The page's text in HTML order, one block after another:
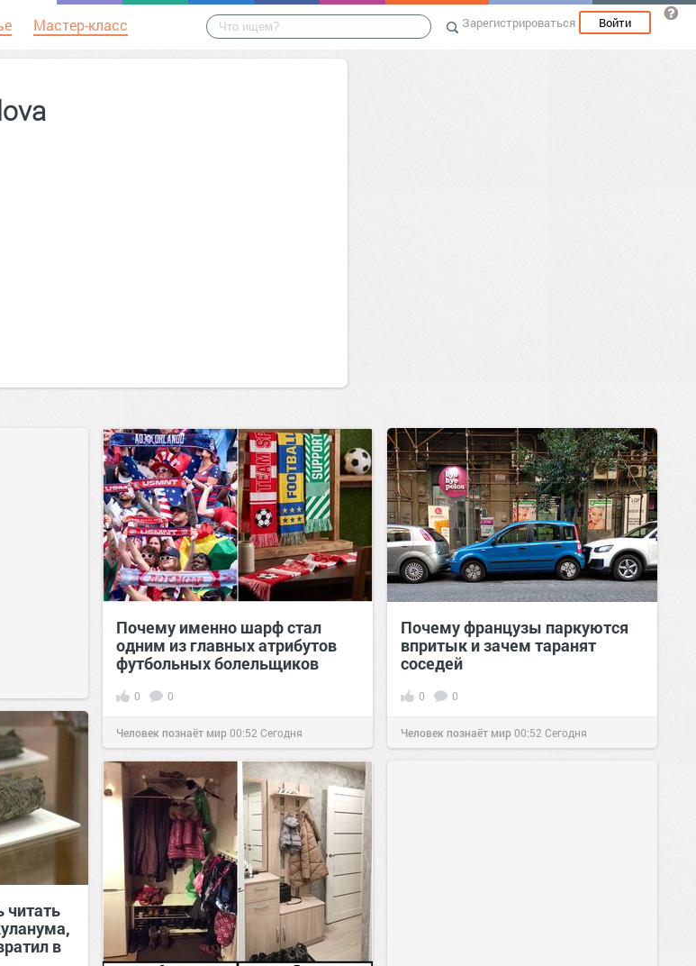
Мастер-класс Зарегистрироваться Войти
Почему именно шарф стал
одним из главных атрибутов
футбольных болельщиков
0 0
Человек познаёт мир00:52 Сегодня
Почему французы паркуются
впритык и зачем таранят
соседей
0 0
Человек познаёт мир00:52 Сегодня
читать
в